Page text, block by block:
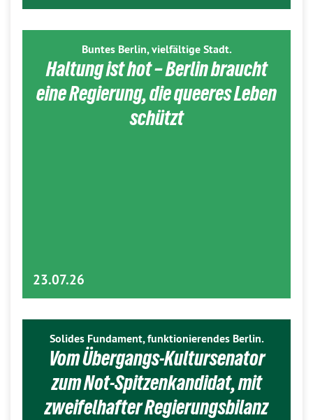
Buntes Berlin, vielfältige Stadt.
Haltung ist hot – Berlin braucht
eine Regierung, die queeres Leben
schützt
23.07.26
Solides Fundament, funktionierendes Berlin.
Vom Übergangs-Kultursenator
zum Not-Spitzenkandidat, mit
zweifelhafter Regierungsbilanz